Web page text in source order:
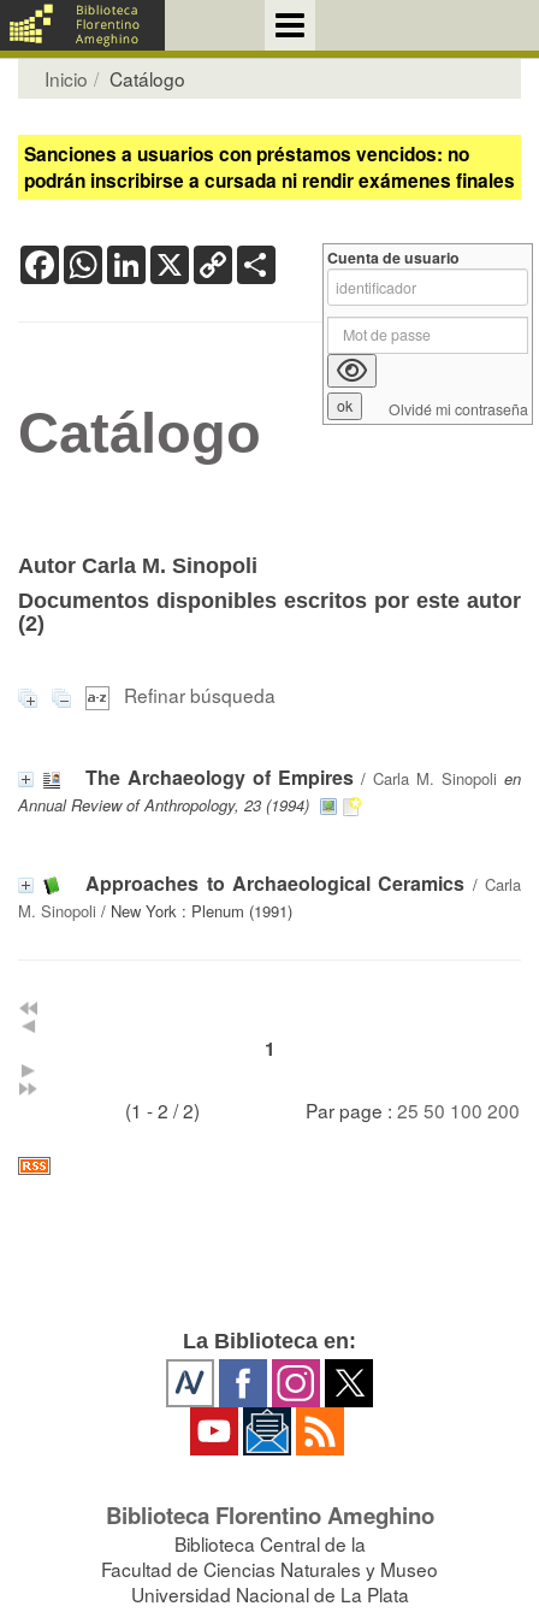
Inicio Catálogo
Sanciones a usuarios con préstamos vencidos: no
podrán inscribirse a cursada ni rendir exámenes finales
FacebookWhatsApp
LinkedIn
X Copy
Link
Catálogo
Autor Carla M. Sinopoli
Documentos disponibles escritos por este autor
(2)
Refinar búsqueda
The Archaeology of Empires / Carla M. Sinopoli en
Annual Review of Anthropology, 23 (1994)
Approaches to Archaeological Ceramics /Carla
M. Sinopoli / New York : Plenum (1991)
1
(1 - 2 / 2) Par page : 25 50 100 200
Cuenta de usuario
Olvidé mi contraseña
La Biblioteca en:
Biblioteca Florentino Ameghino
Biblioteca Central de la
Facultad de Ciencias Naturales y Museo
Universidad Nacional de La Plata